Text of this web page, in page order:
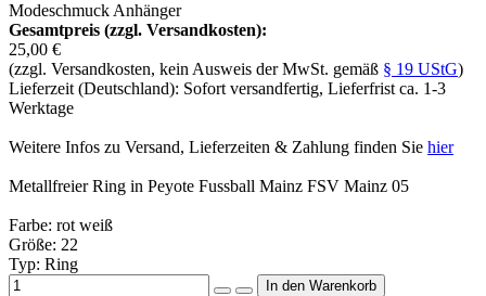
Modeschmuck Anhänger
Gesamtpreis (zzgl. Versandkosten):
25,00 €
(zzgl. Versandkosten, kein Ausweis der MwSt. gemäß § 19 UStG)
Lieferzeit (Deutschland): Sofort versandfertig, Lieferfrist ca. 1-3
Werktage
Weitere Infos zu Versand, Lieferzeiten & Zahlung finden Sie hier
Metallfreier Ring in Peyote Fussball Mainz FSV Mainz 05
Farbe: rot weiß
Größe: 22
Typ: Ring